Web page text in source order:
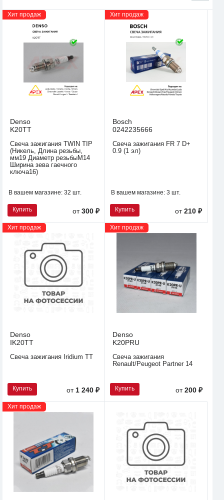
Хит продаж
Denso
K20TT
Свеча зажигания TWIN TIP
(Никель, Длина резьбы,
мм19 Диаметр резьбыM14
Ширина зева гаечного
ключа16)
В вашем магазине: 32 шт.
Купить от300 ₽
Хит продаж
Bosch
0242235666
Свеча зажигания FR 7 D+
0.9 (1 эл)
В вашем магазине: 3 шт.
Купить от210 ₽
Хит продаж
Denso
IK20TT
Свеча зажигания Iridium TT
Купить от 1 240 ₽
Хит продаж
Denso
K20PRU
Свеча зажигания
Renault/Peugeot Partner 14
Купить от200 ₽
Хит продаж